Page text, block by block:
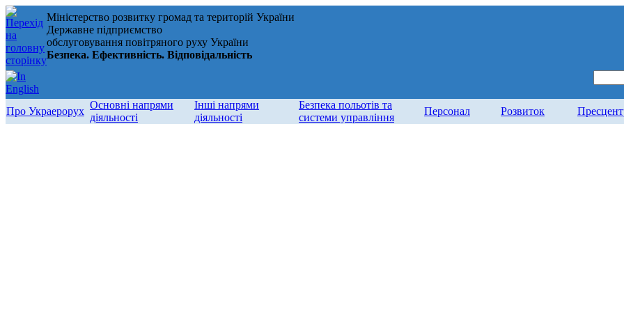
Міністерство розвитку громад та територій України
Державне підприємство
обслуговування повітряного руху України
Безпека. Ефективність. Відповідальність
Про Украерорух
Основні напрями
діяльності
Інші напрями
діяльності
Безпека польотів та
системи управління
Персонал Розвиток